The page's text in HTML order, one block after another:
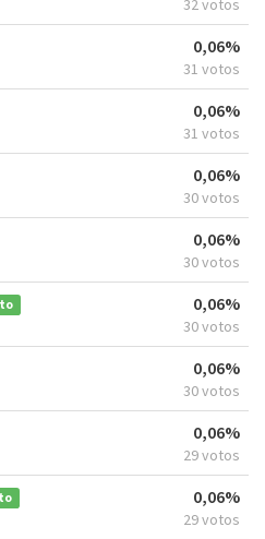
32 votos
0,06%
31 votos
0,06%
31 votos
0,06%
30 votos
0,06%
30 votos
0,06%
30 votos
0,06%
30 votos
0,06%
29 votos
0,06%
29 votos